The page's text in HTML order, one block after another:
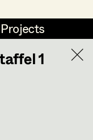
HOME
1